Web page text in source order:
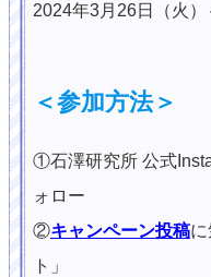
2024年3月26日（火）
＜参加方法＞
①石澤研究所 公式
ォロー
②キャンペーン投稿に
ト」